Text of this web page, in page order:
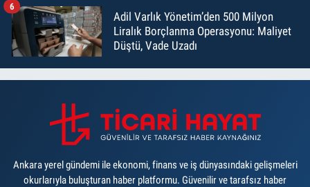
Adil Varlık Yönetim’den 500 Milyon
Liralık Borçlanma Operasyonu: Maliyet
Düştü, Vade Uzadı
6
Ankara yerel gündemi ile ekonomi, finans ve iş dünyasındaki gelişmeleri
okurlarıyla buluşturan haber platformu. Güvenilir ve tarafsız haber